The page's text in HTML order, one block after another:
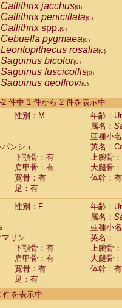
Callithrix jacchus(0)
Callithrix penicillata(0)
Callithrixspp.(0)
Cebuella pygmaea(0)
Leontopithecus rosalia(0)
Saguinus bicolor(0)
Saguinus fuscicollis(0)
Saguinus geoffroyi(0)
Saguinus labiatus(0)
Saguinus leucopus (0)
Saguinus nigricollis (1)
Saguinus oedipus
Saguinus weddelli
Saguinusspp.
Aotus trivirgatus
Cebus albifrons
Cebus capucinus
Cebus nigrivittatus
Cebusspp.(0)
Saimiri boliviensis
Saimiri sciureus
Alouatta caraya
fusca
seniculus
2 件中 1 件から 2 件を表示中
性別：M
年齢：
属名：
亜種小名
ンシェ
英名：
下顎骨：有 上腕骨
肩甲骨：有 大腿骨
寛骨：有
体幹：有
足：有
性別：F
年齢：
属名：
亜種小名
リン
英名：
下顎骨：有 上腕骨
肩甲骨：有 大腿骨
寛骨：有
体幹：有
足：有
件を表示中